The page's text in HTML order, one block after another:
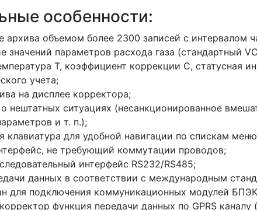
особенности:
архива объемом более 2300 записей с интервалом
значений параметров расхода газа (стандартный
Т, коэффициент коррекции С, статусная
учета;
на дисплее корректора;
нештатных ситуациях (несанкционированное
и т. п.);
клавиатура для удобной навигации по спискам
не требующий коммутации проводов;
интерфейс RS232/RS485;
данных в соответствии с международным
для подключения коммуникационных модулей
функция передачи данных по GPRS каналу